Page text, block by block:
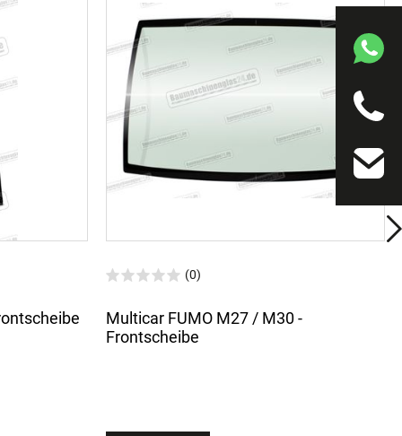
(0)
Multicar FUMO M27 / M30 -
Frontscheibe